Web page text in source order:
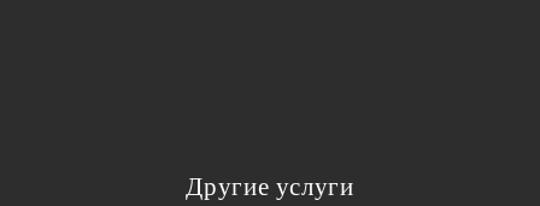
Другие услуги